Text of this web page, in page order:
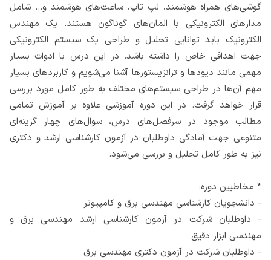
گوشی‌های همراه هوشمند، لپ‌ تاپ، ساعت‌های هوشمند و... شامل
مدارهای الکترونیکی با المان‌های گوناگون هستند. یک مهندس
الکترونیک باید توانایی تحلیل و طراحی یک سیستم الکترونیکی
جهت اهدافی خاص را داشته باشد. در این درس با ادوات بسیار
مهمی مانند دیودها و ترانزیستورها آشنا می‌شویم و کاربردهای بسیار
مهم آن‌ها در طراحی سیستم‌های مختلف به طور کامل مورد بررسی
قرار خواهد گرفت. در این دوره آموزشی علاوه بر آموزش تمامی
مطالب موجود در سرفصل‌های درس، سوال‌های چهار گزینه‌ای
متنوعی جهت آمادگی داوطلبان در آزمون کارشناسی ارشد و دکتری
نیز به طور کامل تحلیل و بررسی می‌شود.
* مخاطبین دوره:
- دانشجویان کارشناسی مهندسی برق و کامپیوتر
- داوطلبان شرکت در آزمون کارشناسی ارشد مهندسی برق و
مهندسی ابزار دقیق
- داوطلبان شرکت در آزمون دکتری مهندسی برق